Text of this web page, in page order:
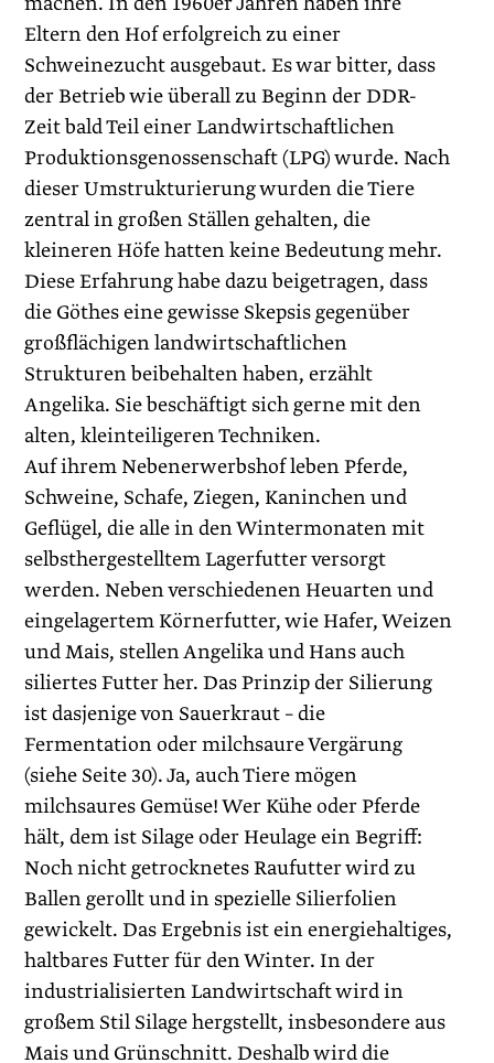
Eltern den Hof erfolgreich zu einer
Schweinezucht ausgebaut. Es war bitter, dass
der Betrieb wie überall zu Beginn der DDR-
Zeit bald Teil einer Landwirtschaftlichen
Produktionsgenossenschaft (LPG) wurde. Nach
dieser Umstrukturierung wurden die Tiere
zentral in großen Ställen gehalten, die
kleineren Höfe hatten keine Bedeutung mehr.
Diese Erfahrung habe dazu beigetragen, dass
die Göthes eine gewisse Skepsis gegenüber
großflächigen landwirtschaftlichen
Strukturen beibehalten haben, erzählt
Angelika. Sie beschäftigt sich gerne mit den
alten, kleinteiligeren Techniken.
Auf ihrem Nebenerwerbshof leben Pferde,
Schweine, Schafe, Ziegen, Kaninchen und
Geflügel, die alle in den Wintermonaten mit
selbsthergestelltem Lagerfutter versorgt
werden. Neben verschiedenen Heuarten und
eingelagertem Körnerfutter, wie Hafer, Weizen
und Mais, stellen Angelika und Hans auch
siliertes Futter her. Das Prinzip der Silierung
ist dasjenige von Sauerkraut – die
Fermentation oder milchsaure Vergärung
(siehe Seite 30). Ja, auch Tiere mögen
milchsaures Gemüse! Wer Kühe oder Pferde
hält, dem ist Silage oder Heulage ein Begriff:
Noch nicht getrocknetes Raufutter wird zu
Ballen gerollt und in spezielle Silierfolien
gewickelt. Das Ergebnis ist ein energiehaltiges,
haltbares Futter für den Winter. In der
industrialisierten Landwirtschaft wird in
großem Stil Silage hergstellt, insbesondere aus
Mais und Grünschnitt. Deshalb wird die